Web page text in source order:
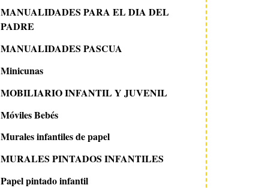
MANUALIDADES PARA EL DIA DEL
PADRE
MANUALIDADES PASCUA
Minicunas
MOBILIARIO INFANTIL Y JUVENIL
Móviles Bebés
Murales infantiles de papel
MURALES PINTADOS INFANTILES
Papel pintado infantil